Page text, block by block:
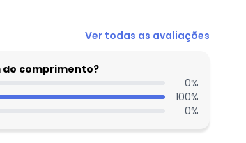
R$ 15,49
R$ 22,99
R$ 22,99
R$ 29,99
R$ 29,99
Ver todas as avaliações
do comprimento?
0%
100%
0%